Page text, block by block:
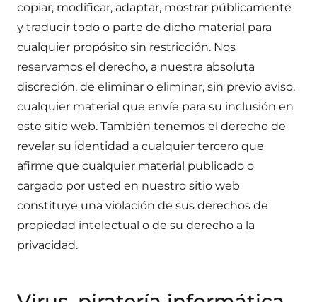
copiar, modificar, adaptar, mostrar públicamente
y traducir todo o parte de dicho material para
cualquier propósito sin restricción. Nos
reservamos el derecho, a nuestra absoluta
discreción, de eliminar o eliminar, sin previo aviso,
cualquier material que envíe para su inclusión en
este sitio web. También tenemos el derecho de
revelar su identidad a cualquier tercero que
afirme que cualquier material publicado o
cargado por usted en nuestro sitio web
constituye una violación de sus derechos de
propiedad intelectual o de su derecho a la
privacidad.